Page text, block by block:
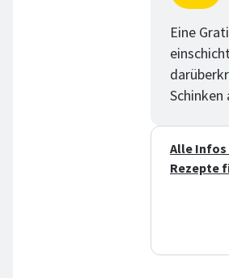
von
Eine
Alle Infos
Rezepte